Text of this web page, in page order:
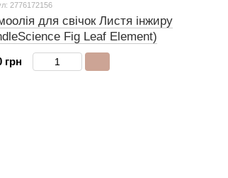
2776172156
для свічок Листя інжиру
Fig Leaf Element)
грн